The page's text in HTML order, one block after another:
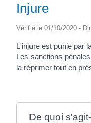
Injure
Vérifié le 01/10/2020 -
L'injure est punie par
Les sanctions
la réprimer tout en
De quoi